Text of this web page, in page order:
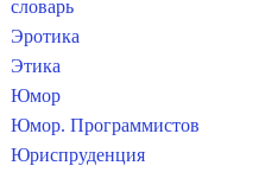
словарь
Эротика
Этика
Юмор
Юмор. Программистов
Юриспруденция